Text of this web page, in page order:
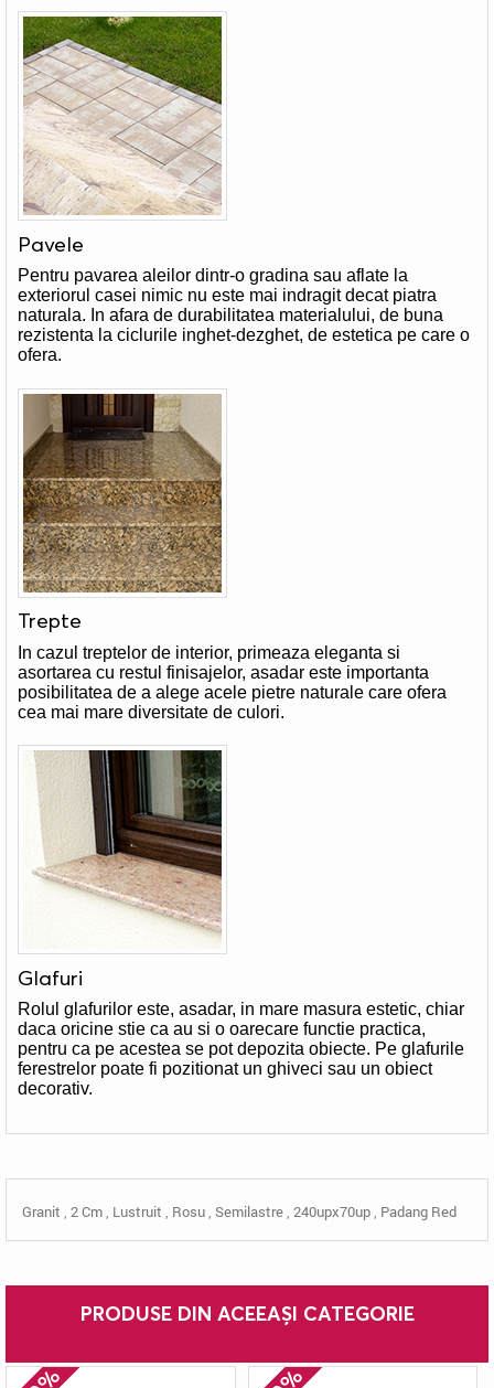
Pavele
Pentru pavarea aleilor dintr-o gradina sau aflate la
exteriorul casei nimic nu este mai indragit decat piatra
naturala. In afara de durabilitatea materialului, de buna
rezistenta la ciclurile inghet-dezghet, de estetica pe care o
ofera.
Trepte
In cazul treptelor de interior, primeaza eleganta si
asortarea cu restul finisajelor, asadar este importanta
posibilitatea de a alege acele pietre naturale care ofera
cea mai mare diversitate de culori.
Glafuri
Rolul glafurilor este, asadar, in mare masura estetic, chiar
daca oricine stie ca au si o oarecare functie practica,
pentru ca pe acestea se pot depozita obiecte. Pe glafurile
ferestrelor poate fi pozitionat un ghiveci sau un obiect
decorativ.
Granit , 2 Cm, Lustruit , Rosu, Semilastre, 240upx70up, Padang Red
PRODUSE DIN ACEEAȘI CATEGORIE